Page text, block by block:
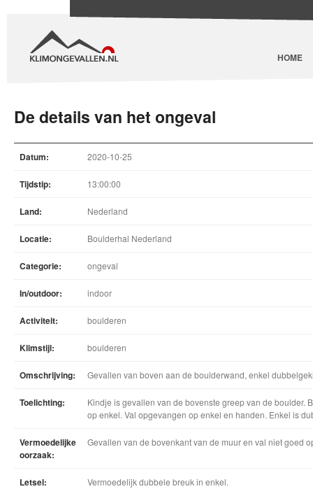
HOME
De details van het ongeval
Datum: 2020-10-25
Tijdstip: 13:00:00
Land: Nederland
Locatie: Boulderhal Nederland
Categorie: ongeval
In/outdoor: indoor
Activiteit: boulderen
Klimstijl: boulderen
Omschrijving: Gevallen van boven aan de boulderwand, enkel
Toelichting:
Kindje is gevallen van de bovenste greep van de boulder.
op enkel. Val opgevangen op enkel en handen. Enkel is
Vermoedelijke
oorzaak:
Gevallen van de bovenkant van de muur en val niet goed
Letsel: Vermoedelijk dubbele breuk in enkel.